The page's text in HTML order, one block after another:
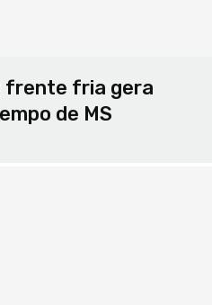
frente fria gera
de MS